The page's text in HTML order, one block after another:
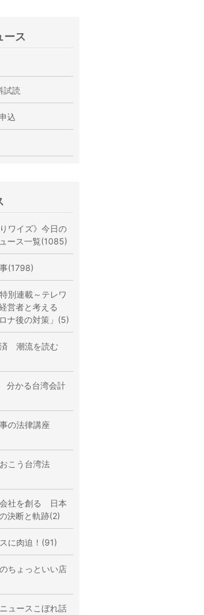
ース
試読
込
ワイズ》今日の
ース一覧(1085)
(1798)
別連載～テレワ
営者と考える
ナ後の対策」(5)
潮流を読む
分かる台湾会計
の法律講座
こう台湾法
社を創る 日本
決断と軌跡(2)
に肉迫！(91)
ちょっといい店
ュースこぼれ話